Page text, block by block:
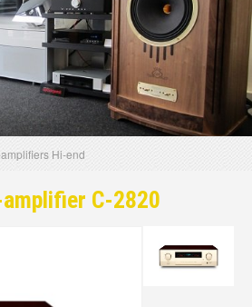
Hi-end
C-2820